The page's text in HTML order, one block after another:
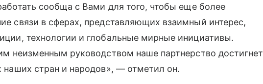
сообща с Вами для того, чтобы еще более
связи в сферах, представляющих взаимный интерес,
технологии и глобальные мирные инициативы.
неизменным руководством наше партнерство достигнет
наших стран и народов», — отметил он.